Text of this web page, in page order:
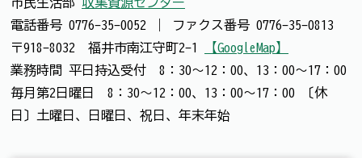
市民生活部 収集資源センター
電話番号 0776-35-0052 ファクス番号 0776-35-0813
〒918-8032 福井市南江守町2-1
【GoogleMap】
業務時間 平日持込受付 8：30～12：00、13：00～17：00
毎月第2日曜日 8：30～12：00、13：00～17：00 〔休
日〕土曜日、日曜日、祝日、年末年始